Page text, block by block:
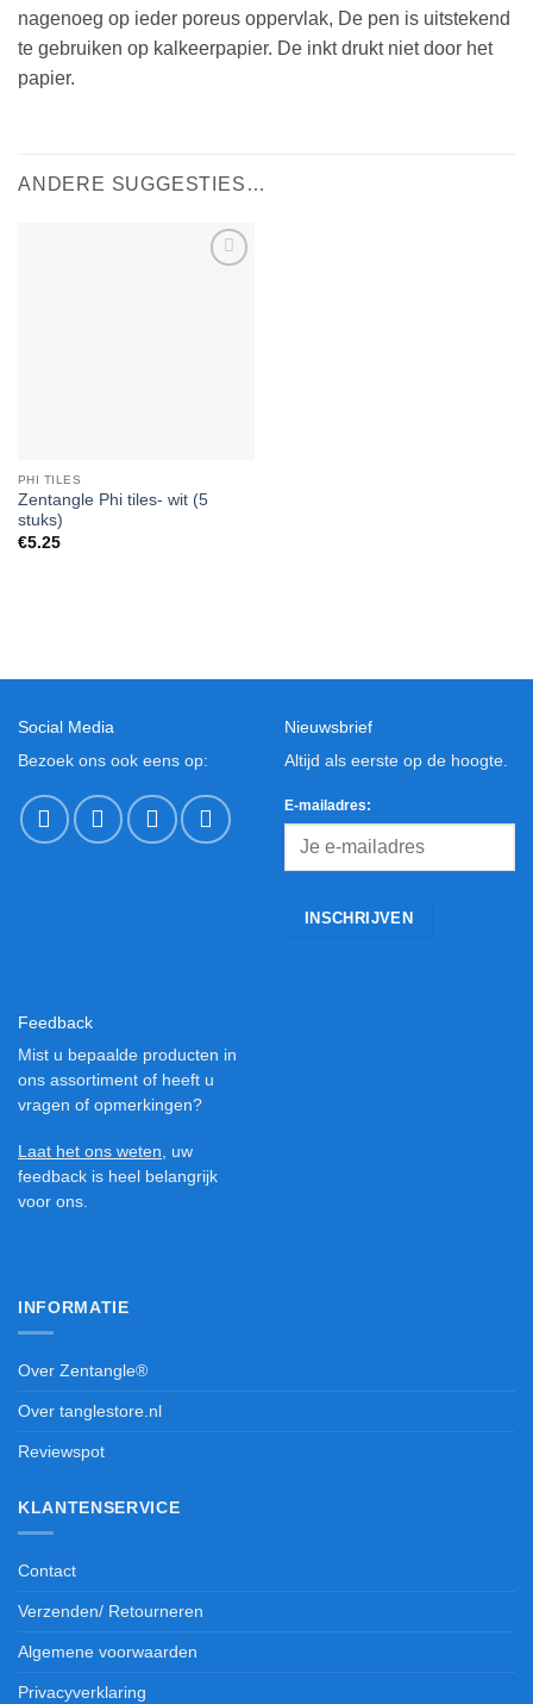
nagenoeg op ieder poreus oppervlak, De pen is uitstekend
te gebruiken op kalkeerpapier. De inkt drukt niet door het
papier.
ANDERE SUGGESTIES…
PHI TILES
Zentangle Phi tiles- wit (5
stuks)
€5.25
Social Media
Bezoek ons ook eens op:
Nieuwsbrief
Altijd als eerste op de hoogte.
E-mailadres:
Feedback
Mist u bepaalde producten in
ons assortiment of heeft u
vragen of opmerkingen?
Laat het ons weten , uw
feedback is heel belangrijk
voor ons.
INFORMATIE
Over Zentangle®
Over tanglestore.nl
Reviewspot
KLANTENSERVICE
Contact
Verzenden/ Retourneren
Algemene voorwaarden
Privacyverklaring